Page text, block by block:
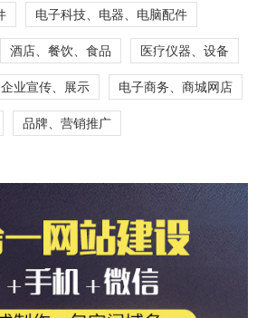
电子科技、电器、电脑配件
酒店、餐饮、食品 医疗仪器、设备
企业宣传、展示 电子商务、商城网店
品牌、营销推广